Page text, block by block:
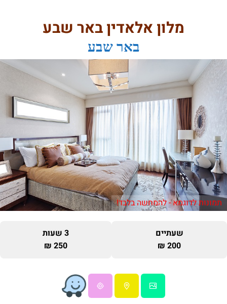
מלון אלאדין באר שבע
באר שבע
תמונות לדוגמא - להמחשה בלבד!
שעתיים
200 ₪
3 שעות
250 ₪